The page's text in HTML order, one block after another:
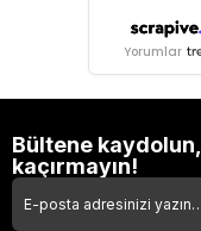
Yorumlar
Bültene
kaçırmayın!